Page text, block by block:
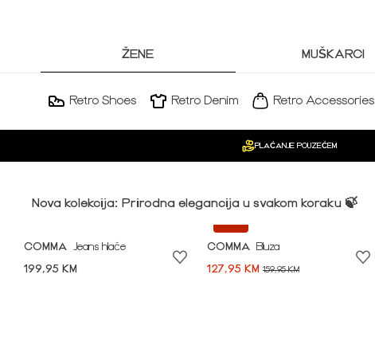
ŽENE MUŠKARCI
Retro Shoes Retro Denim Retro Accessories
PLAĆANJE POUZEĆEM
Nova kolekcija: Prirodna elegancija u svakom koraku 🍃
COMMA Jeans hlače
199,95 KM
COMMA
Bluza
127,95 KM 159,95 KM